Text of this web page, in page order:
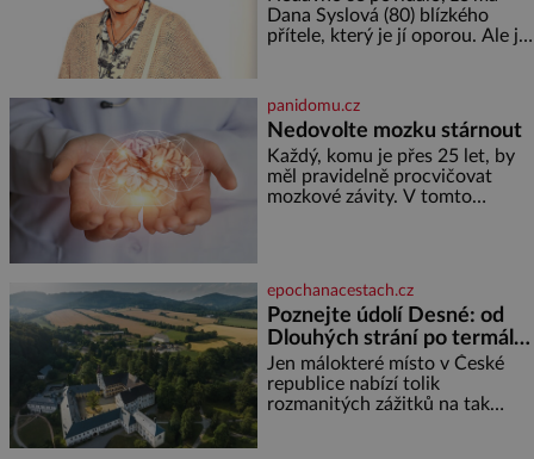
bezpečí, proto by pokoj
miminka měl působit především
Dana Syslová (80) blízkého
přítele, který je jí oporou. Ale je
častěji mluví o svém odchodu.
Dohnala ji snad samota? Půs
panidomu.cz
Nedovolte mozku stárnout
Každý, komu je přes 25 let, by
měl pravidelně procvičovat
mozkové závity. V tomto
jméno kolegy z práce. Nebo
marně v paměti lovíte název
knížky, kterou jste nedávno
přečetli. Je to opravdu tak, s
věkem jako kdyby se paměť
rozhodla stávkovat. Cvičte
epochanacestach.cz
Poznejte údolí Desné: od
Dlouhých strání po termální
prameny
Jen málokteré místo v České
republice nabízí tolik
rozmanitých zážitků na tak